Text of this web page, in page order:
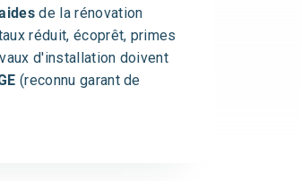
de la rénovation
réduit, écoprêt, primes
d'installation doivent
(reconnu garant de